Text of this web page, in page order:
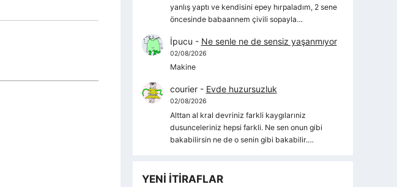
yanlış yaptı ve kendisini epey hırpaladım, 2 sene
öncesinde babaannem çivili sopayla…
İpucu - Ne senle ne de sensiz yaşanmıyor
02/08/2026
Makine
courier- Evde huzursuzluk
02/08/2026
Alttan al kral devriniz farkli kaygılarıniz
dusunceleriniz hepsi farkli. Ne sen onun gibi
bakabilirsin ne de o senin gibi bakabilir.…
YENİ İTİRAFLAR